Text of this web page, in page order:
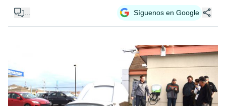
Síguenos en Google